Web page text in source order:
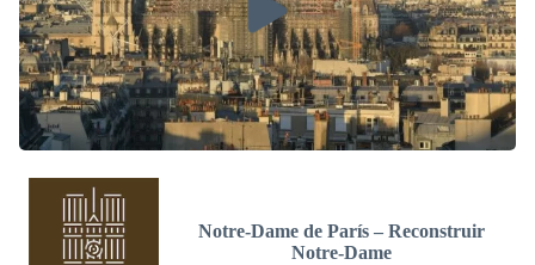
Notre-Dame de París – Reconstruir
Notre-Dame